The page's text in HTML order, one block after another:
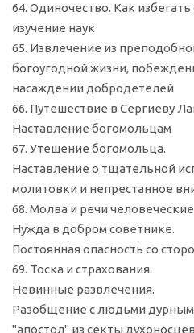
64. Одиночество. Как избегать
изучение наук
65. Извлечение из
богоугодной жизни,
насаждении добродетелей
66. Путешествие в Сергиеву
Наставление богомольцам
67. Утешение богомольца.
Наставление о тщательной
молитовки и непрестанное
68. Молва и речи
Нужда в добром советнике.
Постоянная опасность со
69. Тоска и страхования.
Невинные развлечения.
Разобщение с людьми
"апостол" из секты